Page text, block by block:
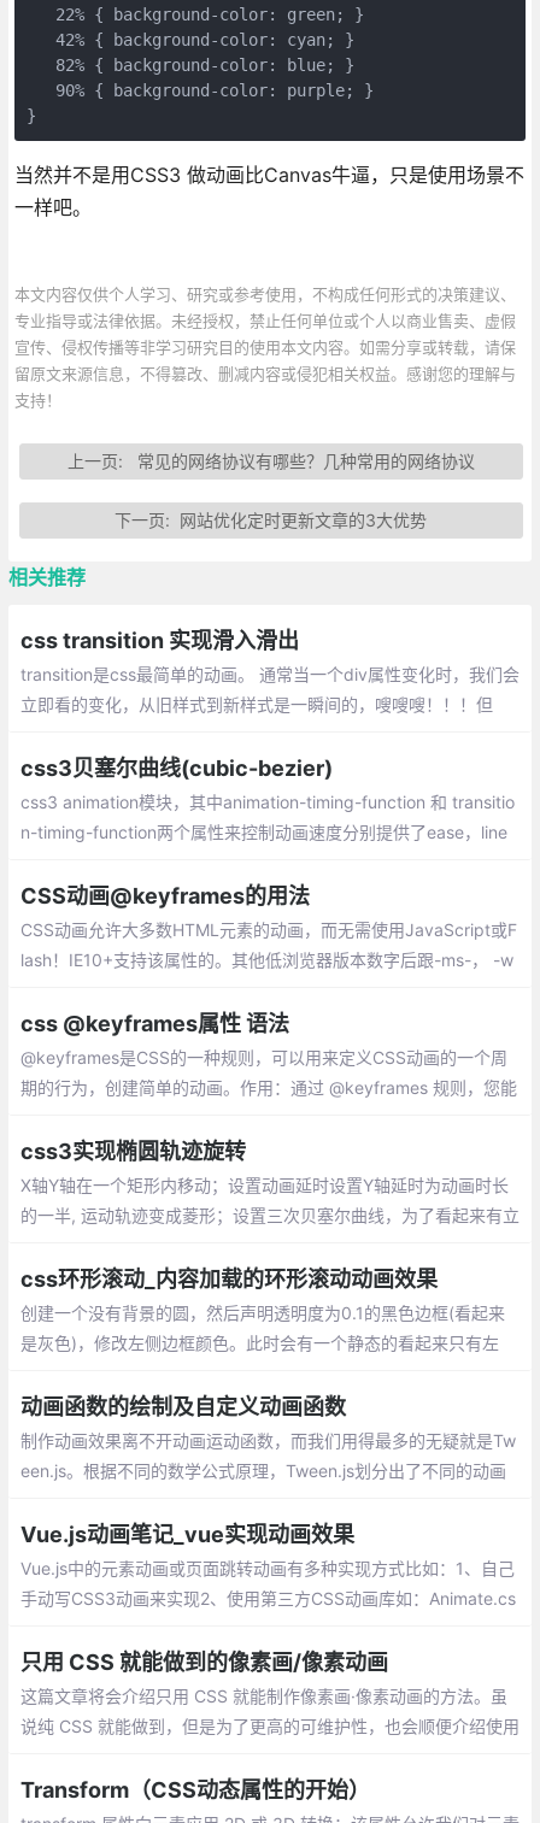
   22% { background-color: green; }
   42% { background-color: cyan; }
   82% { background-color: blue; }
   90% { background-color: purple; }
}
当然并不是用CSS3 做动画比Canvas牛逼，只是使用场景不
一样吧。
本文内容仅供个人学习、研究或参考使用，不构成任何形式的决策建议、
专业指导或法律依据。未经授权，禁止任何单位或个人以商业售卖、虚假
宣传、侵权传播等非学习研究目的使用本文内容。如需分享或转载，请保
留原文来源信息，不得篡改、删减内容或侵犯相关权益。感谢您的理解与
支持！
上一页: 常见的网络协议有哪些？几种常用的网络协议
下一页: 网站优化定时更新文章的3大优势
相关推荐
css transition 实现滑入滑出
transition是css最简单的动画。 通常当一个div属性变化时，我们会
立即看的变化，从旧样式到新样式是一瞬间的，嗖嗖嗖！！！但
办？ transition可以做到。
css3贝塞尔曲线(cubic-bezier)
css3 animation模块，其中animation-timing-function 和 transitio
n-timing-function两个属性来控制动画速度分别提供了ease，line
CSS动画@keyframes的用法
CSS动画允许大多数HTML元素的动画，而无需使用JavaScript或F
lash！IE10+支持该属性的。其他低浏览器版本数字后跟-ms-， -w
css @keyframes属性 语法
@keyframes是CSS的一种规则，可以用来定义CSS动画的一个周
期的行为，创建简单的动画。作用：通过 @keyframes 规则，您能
css3实现椭圆轨迹旋转
X轴Y轴在一个矩形内移动；设置动画延时设置Y轴延时为动画时长
的一半, 运动轨迹变成菱形；设置三次贝塞尔曲线，为了看起来有立
css环形滚动_内容加载的环形滚动动画效果
创建一个没有背景的圆，然后声明透明度为0.1的黑色边框(看起来
是灰色)，修改左侧边框颜色。此时会有一个静态的看起来只有左
画，并让该动画无限播放(infinite)即可
动画函数的绘制及自定义动画函数
制作动画效果离不开动画运动函数，而我们用得最多的无疑就是Tw
een.js。根据不同的数学公式原理，Tween.js划分出了不同的动画
快、ease out 先块后慢、ease in out 先慢后快再慢
Vue.js动画笔记_vue实现动画效果
Vue.js中的元素动画或页面跳转动画有多种实现方式比如：1、自己
手动写CSS3动画来实现2、使用第三方CSS动画库如：Animate.cs
s。
只用 CSS 就能做到的像素画/像素动画
这篇文章将会介绍只用 CSS 就能制作像素画·像素动画的方法。虽
说纯 CSS 就能做到，但是为了更高的可维护性，也会顺便介绍使用
Transform（CSS动态属性的开始）